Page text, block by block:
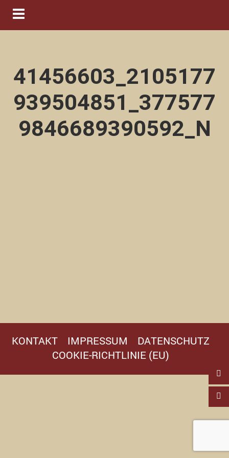
Navigation ein-/ausblenden
41456603_2105177
939504851_377577
9846689390592_N
KONTAKT IMPRESSUM
DATENSCHUTZ
COOKIE-RICHTLINIE (EU)